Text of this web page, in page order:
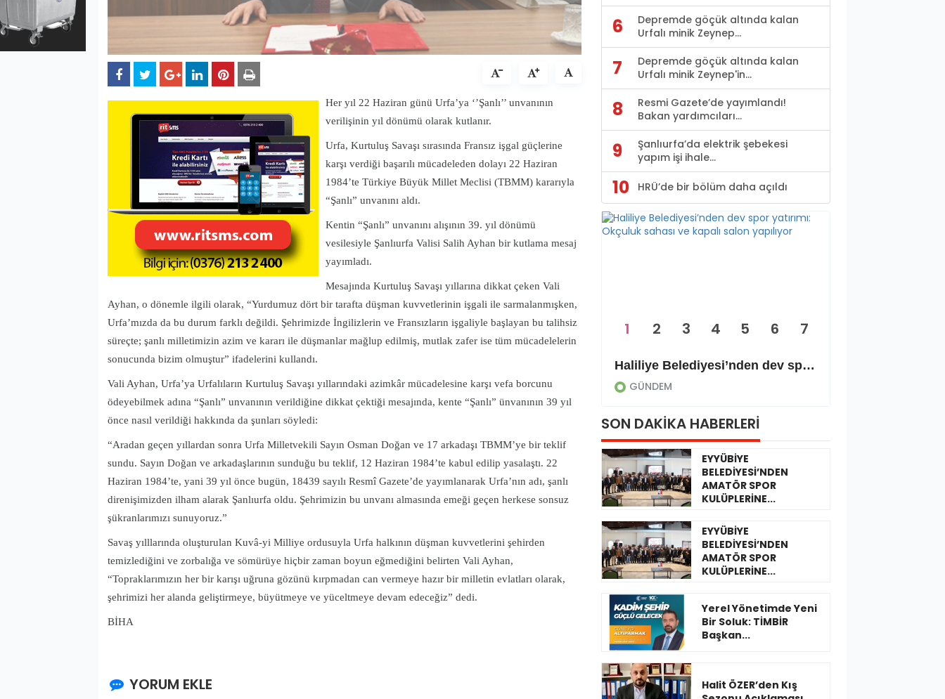
Her yıl 22 Haziran günü Urfa’ya ‘’Şanlı’’ unvanının
verilişinin yıl dönümü olarak kutlanır.
Urfa, Kurtuluş Savaşı sırasında Fransız işgal güçlerine
karşı verdiği başarılı mücadeleden dolayı 22 Haziran
1984’te Türkiye Büyük Millet Meclisi (TBMM) kararıyla
“Şanlı” unvanını aldı.
Kentin “Şanlı” unvanını alışının 39. yıl dönümü
vesilesiyle Şanlıurfa Valisi Salih Ayhan bir kutlama mesaj
yayımladı.
Mesajında Kurtuluş Savaşı yıllarına dikkat çeken Vali
Ayhan, o dönemle ilgili olarak, “Yurdumuz dört bir tarafta düşman kuvvetlerinin işgali ile sarmalanmışken,
Urfa’mızda da bu durum farklı değildi. Şehrimizde İngilizlerin ve Fransızların işgaliyle başlayan bu talihsiz
süreçte; şanlı milletimizin azim ve kararı ile düşmanlar mağlup edilmiş, mutlak zafer ise tüm mücadelelerin
sonucunda bizim olmuştur” ifadelerini kullandı.
Vali Ayhan, Urfa’ya Urfalıların Kurtuluş Savaşı yıllarındaki azimkâr mücadelesine karşı vefa borcunu
ödeyebilmek adına “Şanlı” unvanının verildiğine dikkat çektiği mesajında, kente “Şanlı” ünvanının 39 yıl
önce nasıl verildiği hakkında da şunları söyledi:
“Aradan geçen yıllardan sonra Urfa Milletvekili Sayın Osman Doğan ve 17 arkadaşı TBMM’ye bir teklif
sundu. Sayın Doğan ve arkadaşlarının sunduğu bu teklif, 12 Haziran 1984’te kabul edilip yasalaştı. 22
Haziran 1984’te, yani 39 yıl önce bugün, 18439 sayılı Resmî Gazete’de yayımlanarak Urfa’nın adı, şanlı
direnişimizden ilham alarak Şanlıurfa oldu. Şehrimizin bu unvanı almasında emeği geçen herkese sonsuz
şükranlarımızı sunuyoruz.”
Savaş yılllarında oluşturulan Kuvâ-yi Milliye ordusuyla Urfa halkının düşman kuvvetlerini şehirden
temizlediğini ve zorbalığa ve sömürüye hiçbir zaman boyun eğmediğini belirten Vali Ayhan,
“Topraklarımızın her bir karışı uğruna gözünü kırpmadan can vermeye hazır bir milletin evlatları olarak,
şehrimizi her alanda geliştirmeye, büyütmeye ve yüceltmeye devam edeceğiz” dedi.
BİHA
YORUM EKLE
6
Depremde göçük altında kalan
Urfalı minik Zeynep...
7
Depremde göçük altında kalan
Urfalı minik Zeynep'in...
8
Resmi Gazete’de yayımlandı!
Bakan yardımcıları...
9
Şanlıurfa’da elektrik şebekesi
yapım işi ihale...
10 HRÜ’de bir bölüm daha açıldı
GÜNDEM
Haliliye Belediyesi’nden dev spor yatırımı: Okçuluk sahası ve kapalı salon yapılıyor
GÜNDEM
1 2 3 4 5 6 7
SON DAKİKA HABERLERİ
EYYÜBİYE
BELEDİYESİ’NDEN
AMATÖR SPOR
KULÜPLERİNE...
EYYÜBİYE
BELEDİYESİ’NDEN
AMATÖR SPOR
KULÜPLERİNE...
Yerel Yönetimde Yeni
Bir Soluk: TİMBİR
Başkan...
Halit ÖZER’den Kış